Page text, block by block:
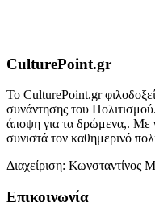
CulturePoint.gr
Το CulturePoint.gr
συνάντησης του
άποψη για τα δρώμενα,. Με
συνιστά τον καθημερινό
Διαχείριση: Κωνσταντίνος
Επικοινωνία